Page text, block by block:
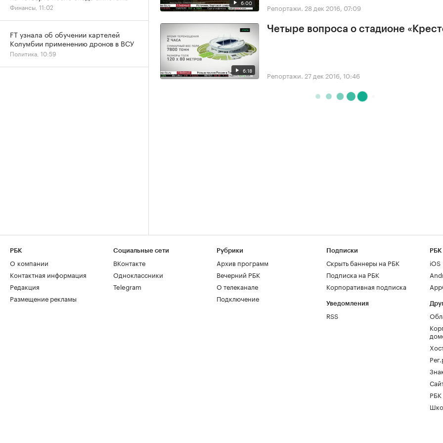
6:00 Репортажи. 28 дек 2016, 07:09
6:18
Четыре вопроса о стадионе
Репортажи. 27 дек 2016, 10:46
Финансы, 11:02
FT узнала об обучении картелей
Колумбии применению дронов в ВСУ
Политика, 10:59
РБК
О компании
Контактная информация
Редакция
Размещение рекламы
Социальные сети
ВКонтакте
Одноклассники
Telegram
Рубрики
Архив программ
Вечерний РБК
О телеканале
Подключение
Подписки
Скрыть баннеры на РБК
Подписка на РБК
Корпоративная подписка
Уведомления
RSS
РБК
iOS